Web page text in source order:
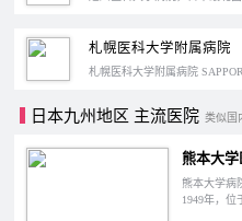
札幌医科大学附属病院
日本九州地区 主流医院 类似国
熊本大
熊本大学病
1949年，位